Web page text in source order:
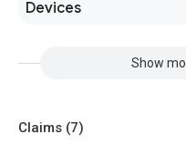
Devices
Show
Claims (7)